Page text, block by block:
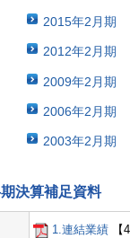
2015年2月期
2012年2月期
2009年2月期
2006年2月期
2003年2月期
決算補足資料
1.連結業績